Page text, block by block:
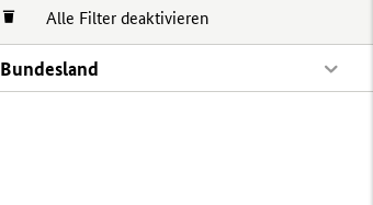
Alle Filter deaktivieren
Bundesland